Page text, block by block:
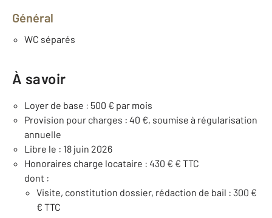
Général
WC séparés
À savoir
Loyer de base : 500 € par mois
Provision pour charges : 40 €, soumise à régularisation
annuelle
Libre le : 18 juin 2026
Honoraires charge locataire : 430 € € TTC
dont :
Visite, constitution dossier, rédaction de bail : 300 €
€ TTC